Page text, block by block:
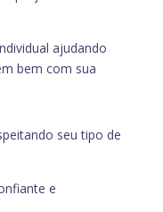
ajudando
bem com sua
seu tipo de
e